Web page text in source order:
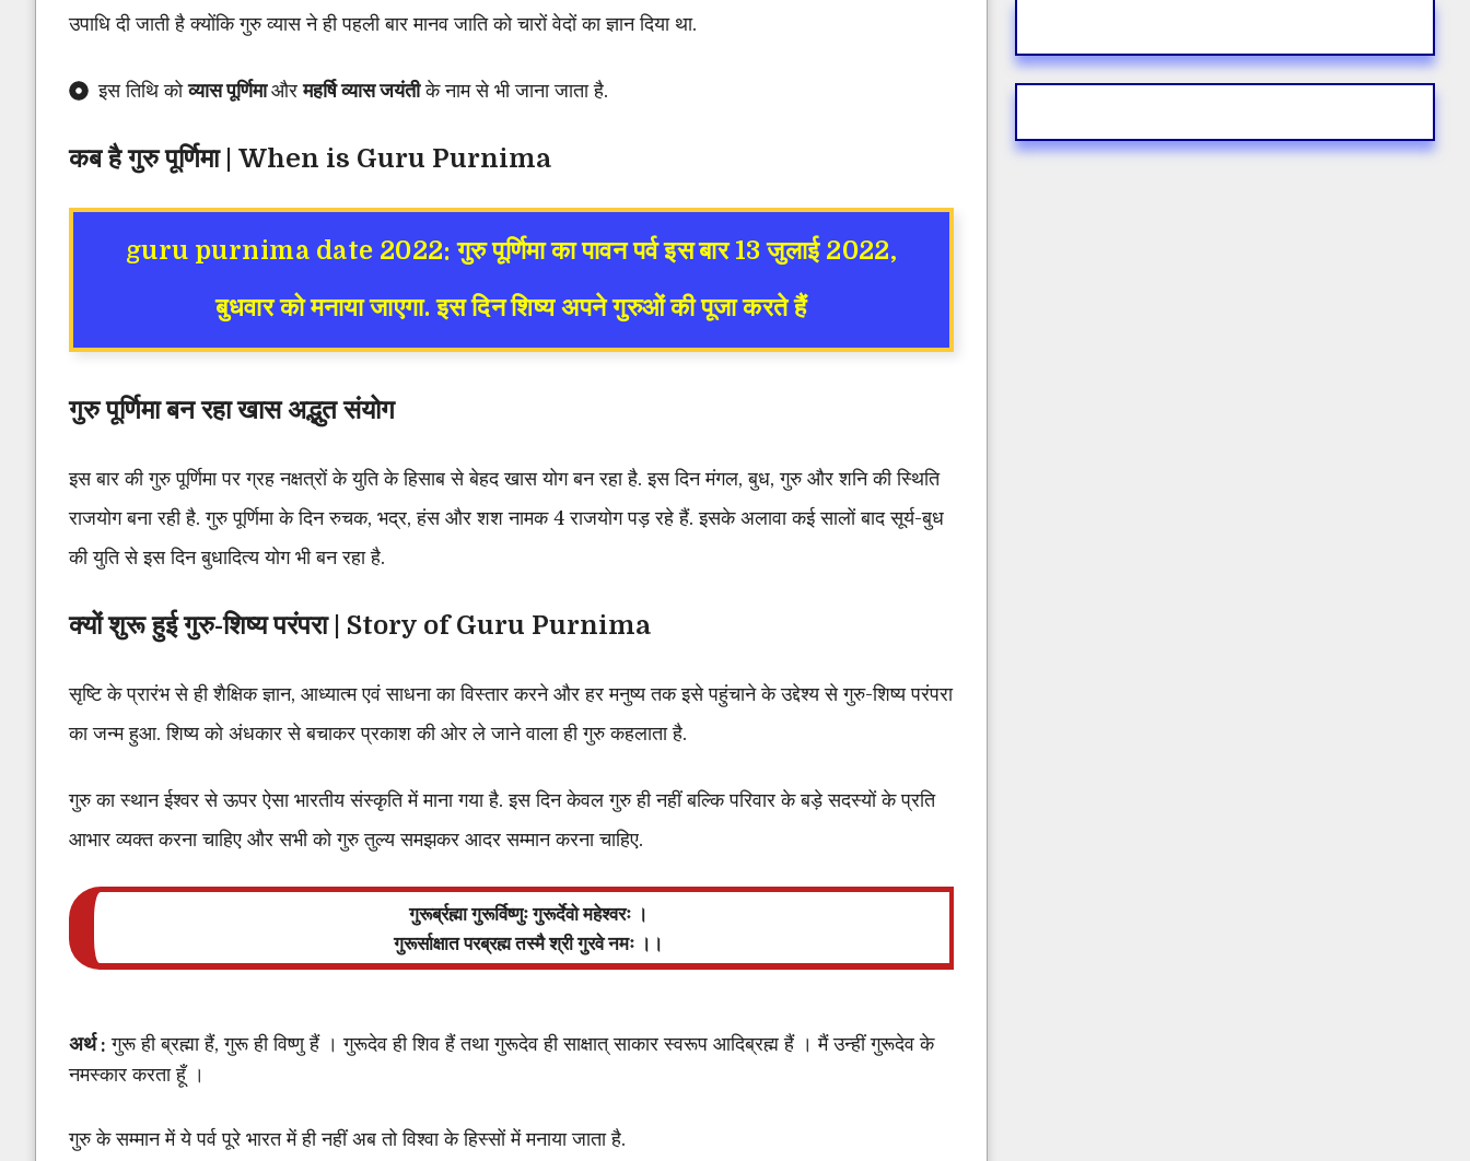
उपाधि दी जाती है क्योंकि गुरु व्यास ने ही पहली बार मानव जाति को चारों वेदों का ज्ञान दिया था.
इस तिथि कोव्यास पूर्णिमाऔरमहर्षि व्यास जयंतीके नाम से भी जाना जाता है.
कब है गुरु पूर्णिमा | When is Guru Purnima
guru purnima date 2022: गुरु पूर्णिमा का पावन पर्व इस बार 13 जुलाई 2022,
बुधवार को मनाया जाएगा. इस दिनशिष्यअपने गुरुओं की पूजा करते हैं
गुरु पूर्णिमा बन रहा खास अद्भुत संयोग
इस बार की गुरु पूर्णिमा पर ग्रह नक्षत्रों के युति के हिसाब से बेहद खास योग बन रहा है. इस दिन मंगल, बुध, गुरु और शनि की स्थिति
राजयोग बना रही है. गुरु पूर्णिमा के दिन रुचक, भद्र, हंस और शश नामक 4 राजयोग पड़ रहे हैं. इसके अलावा कई सालों बाद सूर्य-बुध
की युति से इस दिन बुधादित्य योग भी बन रहा है.
क्यों शुरू हुई गुरु-शिष्य परंपरा | Story of Guru Purnima
सृष्टि के प्रारंभ से ही शैक्षिक ज्ञान, आध्यात्म एवं साधना का विस्तार करने और हर मनुष्य तक इसे पहुंचाने के उद्देश्य से गुरु-शिष्य परंपरा
का जन्म हुआ. शिष्य को अंधकार से बचाकर प्रकाश की ओर ले जाने वाला ही गुरु कहलाता है.
गुरु का स्थान ईश्वर से ऊपर ऐसा भारतीय संस्कृति में माना गया है. इस दिन केवल गुरु ही नहीं बल्कि परिवार के बड़े सदस्यों के प्रति
आभार व्यक्त करना चाहिए और सभी को गुरु तुल्य समझकर आदर सम्मान करना चाहिए.
गुरूर्ब्रह्मा गुरूर्विष्णुः गुरूर्देवो महेश्वरः ।
गुरूर्साक्षात परब्रह्म तस्मै श्री गुरवे नमः ।।
अर्थ : गुरू ही ब्रह्मा हैं, गुरू ही विष्णु हैं । गुरूदेव ही शिव हैं तथा गुरूदेव ही साक्षात् साकार स्वरूप आदिब्रह्म हैं । मैं उन्हीं गुरूदेव के
नमस्कार करता हूँ ।
गुरु के सम्मान में ये पर्व पूरे भारत में ही नहीं अब तो विश्वा के हिस्सों में मनाया जाता है.